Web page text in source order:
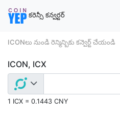
కరెన్సీ కన్వర్టర్
ICONలు నుండి రెన్మిన్బికు కన్వెర్ట్ చేయండి
ICON, ICX
1 ICX = 0.1443 CNY